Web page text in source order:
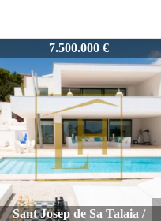
7.200.000 €